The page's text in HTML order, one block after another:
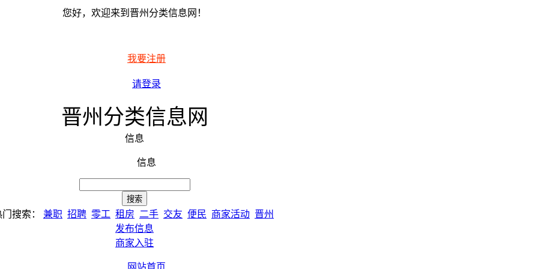
您好，欢迎来到晋州分类信息网！
我要注册
请登录
晋州分类信息网
信息
信息
门搜索： 兼职 招聘 零工 租房 二手 交友 便民 商家活动 晋州
发布信息
商家入驻
网站首页